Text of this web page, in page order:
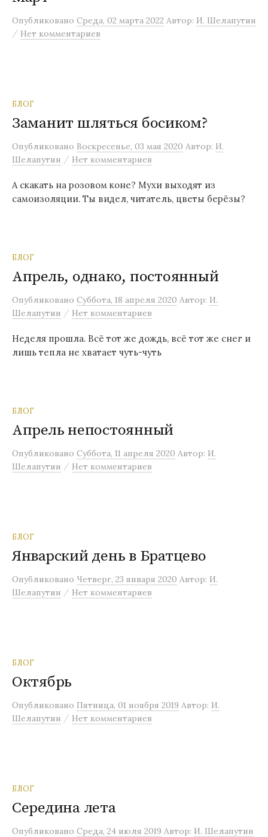
м
у
Опубликовано Среда, 02 марта 2022 Автор: И. Шелапутин
/ Нет комментариев
БЛОГ
Заманит шляться босиком?
Опубликовано Воскресенье, 03 мая 2020 Автор: И.
Шелапутин / Нет комментариев
А скакать на розовом коне? Мухи выходят из
самоизоляции. Ты видел, читатель, цветы берёзы?
БЛОГ
Апрель, однако, постоянный
Опубликовано Суббота, 18 апреля 2020 Автор: И.
Шелапутин / Нет комментариев
Неделя прошла. Всё тот же дождь, всё тот же снег и
лишь тепла не хватает чуть-чуть
БЛОГ
Апрель непостоянный
Опубликовано Суббота, 11 апреля 2020 Автор: И.
Шелапутин / Нет комментариев
БЛОГ
Январский день в Братцево
Опубликовано Четверг, 23 января 2020 Автор: И.
Шелапутин / Нет комментариев
БЛОГ
Октябрь
Опубликовано Пятница, 01 ноября 2019 Автор: И.
Шелапутин / Нет комментариев
БЛОГ
Середина лета
Опубликовано Среда, 24 июля 2019 Автор: И. Шелапутин